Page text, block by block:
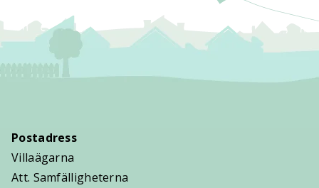
Postadress
Villaägarna
Att. Samfälligheterna